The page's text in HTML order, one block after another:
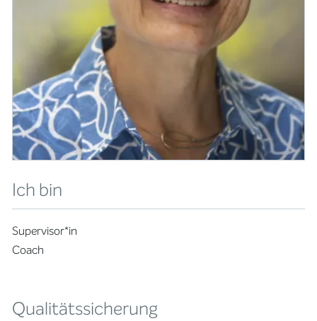
Ich bin
Supervisor*in
Coach
Qualitätssicherung